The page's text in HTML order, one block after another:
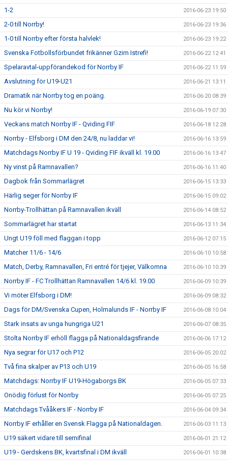
1-2 2016-06-23 19:50
2-0 till Norrby! 2016-06-23 19:36
1-0 till Norrby efter första halvlek! 2016-06-23 19:22
Svenska Fotbollsförbundet frikänner Gzim Istrefi! 2016-06-22 12:41
Spelaravtal-uppförandekod för Norrby IF 2016-06-22 11:59
Avslutning för U19-U21 2016-06-21 13:11
Dramatik när Norrby tog en poäng. 2016-06-20 08:39
Nu kör vi Norrby! 2016-06-19 07:30
Veckans match Norrby IF - Qviding FIF 2016-06-18 12:28
Norrby - Elfsborg i DM den 24/8, nu laddar vi! 2016-06-16 13:59
Matchdags Norrby IF U 19 - Qviding FIF ikväll kl. 19.00 2016-06-16 13:47
Ny vinst på Ramnavallen? 2016-06-16 11:40
Dagbok från Sommarlägret 2016-06-15 13:33
Härlig seger för Norrby IF 2016-06-15 09:02
Norrby-Trollhättan på Ramnavallen ikväll 2016-06-14 08:52
Sommarlägret har startat 2016-06-13 11:34
Ungt U19 föll med flaggan i topp 2016-06-12 07:15
Matcher 11/6 - 14/6 2016-06-10 10:58
Match, Derby, Ramnavallen, Fri entré för tjejer, Välkomna 2016-06-10 10:39
Norrby IF - FC Trollhättan Ramnavallen 14/6 kl. 19.00 2016-06-09 10:39
Vi möter Elfsborg i DM! 2016-06-09 08:32
Dags för DM/Svenska Cupen, Holmalunds IF - Norrby IF 2016-06-08 10:04
Stark insats av unga hungriga U21 2016-06-07 08:35
Stolta Norrby IF erhöll flagga på Nationaldagsfirande 2016-06-06 17:12
Nya segrar för U17 och P12 2016-06-05 20:02
Två fina skalper av P13 och U19 2016-06-05 16:58
Matchdags: Norrby IF U19-Högaborgs BK 2016-06-05 07:33
Onödig förlust för Norrby 2016-06-05 07:25
Matchdags Tvååkers IF - Norrby IF 2016-06-04 09:34
Norrby IF erhåller en Svensk Flagga på Nationaldagen. 2016-06-03 11:13
U19 säkert vidare till semifinal 2016-06-01 21:12
U19 - Gerdskens BK, kvartsfinal i DM ikväll 2016-06-01 10:38